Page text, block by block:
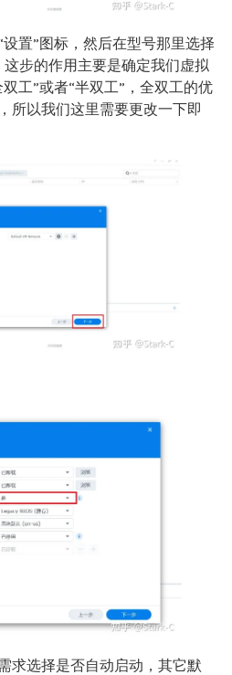
置”图标，然后在型号那里选择
这步的作用主要是确定我们虚拟
工”或者“半双工”，全双工的优
所以我们这里需要更改一下即
求选择是否自动启动，其它默